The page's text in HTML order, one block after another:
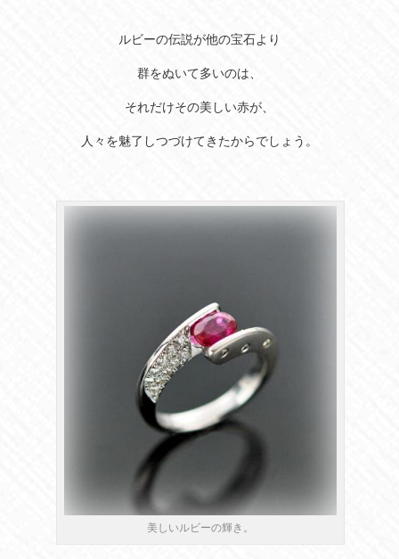
ルビーの伝説が他の宝石より
群をぬいて多いのは、
それだけその美しい赤が、
人々を魅了しつづけてきたからでしょう。
美しいルビーの輝き。